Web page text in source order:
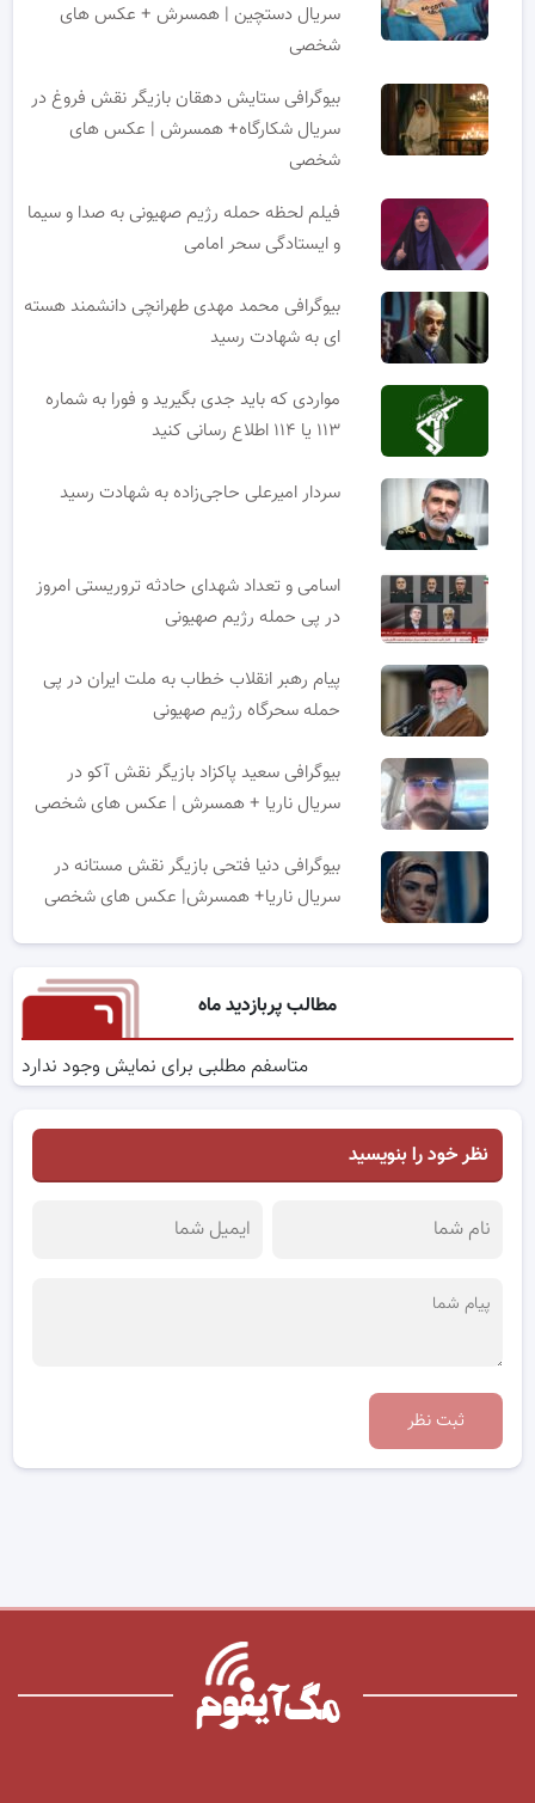
سریال دستچین | همسرش + عکس های
شخصی
بیوگرافی ستایش دهقان بازیگر نقش فروغ در
سریال شکارگاه+ همسرش | عکس های
شخصی
فیلم لحظه حمله رژیم صهیونی به صدا و سیما
و ایستادگی سحر امامی
بیوگرافی محمد مهدی طهرانچی دانشمند هسته
ای به شهادت رسید
مواردی که باید جدی بگیرید و فورا به شماره
۱۱۳ یا ۱۱۴ اطلاع رسانی کنید
سردار امیرعلی حاجی‌زاده به شهادت رسید
اسامی و تعداد شهدای حادثه تروریستی امروز
در پی حمله رژیم صهیونی
پیام رهبر انقلاب خطاب به ملت ایران در پی
حمله سحرگاه رژیم صهیونی
بیوگرافی سعید پاکزاد بازیگر نقش آکو در
سریال ناریا + همسرش | عکس های شخصی
بیوگرافی دنیا فتحی بازیگر نقش مستانه در
سریال ناریا+ همسرش| عکس های شخصی
مطالب پربازدید ماه
متاسفم مطلبی برای نمایش وجود ندارد
نظر خود را بنویسید
ثبت نظر